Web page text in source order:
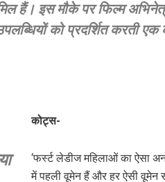
हैं। इस मौके पर फिल्म
को प्रदर्शित करती
कोट्स-
‘फर्स्ट लेडीज महिलाओं का ऐसा
में पहली वूमेन हैं और हर ऐसी वूमेन